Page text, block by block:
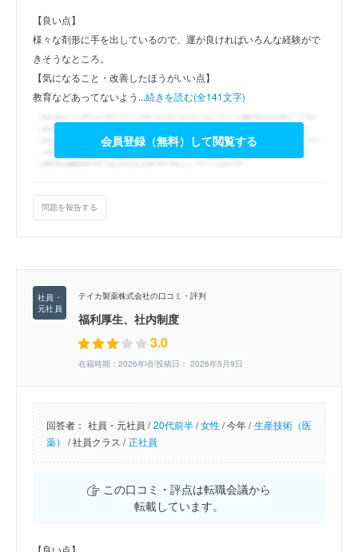
【良い点】
様々な剤形に手を出しているので、運が良ければいろんな経験がで
きそうなところ。
【気になること・改善したほうがいい点】
教育などあってないよう...続きを読む(全141文字)
会員登録（無料）して閲覧する
問題を報告する
テイカ製薬株式会社の口コミ・評判
福利厚生、社内制度
3.0
在籍時期：2026年頃/投稿日： 2026年5月9日
回答者： 社員・元社員 / 20代前半/女性/今年 / 生産技術（医
薬） /社員クラス / 正社員
この口コミ・評点は転職会議から
転載しています。
【良い点】